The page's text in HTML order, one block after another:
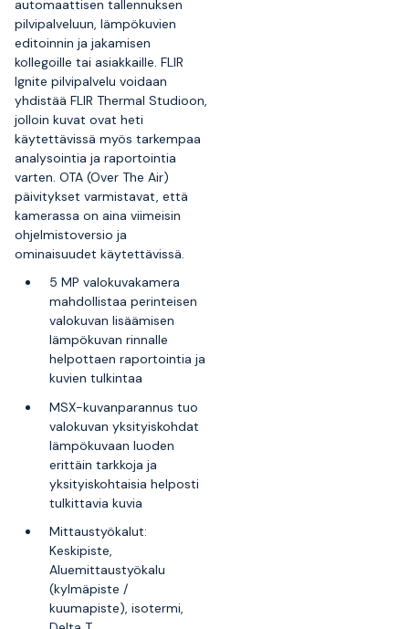
automaattisen tallennuksen
pilvipalveluun, lämpökuvien
editoinnin ja jakamisen
kollegoille tai asiakkaille. FLIR
Ignite pilvipalvelu voidaan
yhdistää FLIR Thermal Studioon,
jolloin kuvat ovat heti
käytettävissä myös tarkempaa
analysointia ja raportointia
varten. OTA (Over The Air)
päivitykset varmistavat, että
kamerassa on aina viimeisin
ohjelmistoversio ja
ominaisuudet käytettävissä.
5 MP valokuvakamera
mahdollistaa perinteisen
valokuvan lisäämisen
lämpökuvan rinnalle
helpottaen raportointia ja
kuvien tulkintaa
MSX-kuvanparannus tuo
valokuvan yksityiskohdat
lämpökuvaan luoden
erittäin tarkkoja ja
yksityiskohtaisia helposti
tulkittavia kuvia
Mittaustyökalut:
Keskipiste,
Aluemittaustyökalu
(kylmäpiste /
kuumapiste), isotermi,